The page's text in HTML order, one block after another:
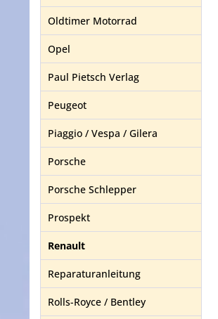
Oldtimer Motorrad
Opel
Paul Pietsch Verlag
Peugeot
Piaggio / Vespa / Gilera
Porsche
Porsche Schlepper
Prospekt
Renault
Reparaturanleitung
Rolls-Royce / Bentley